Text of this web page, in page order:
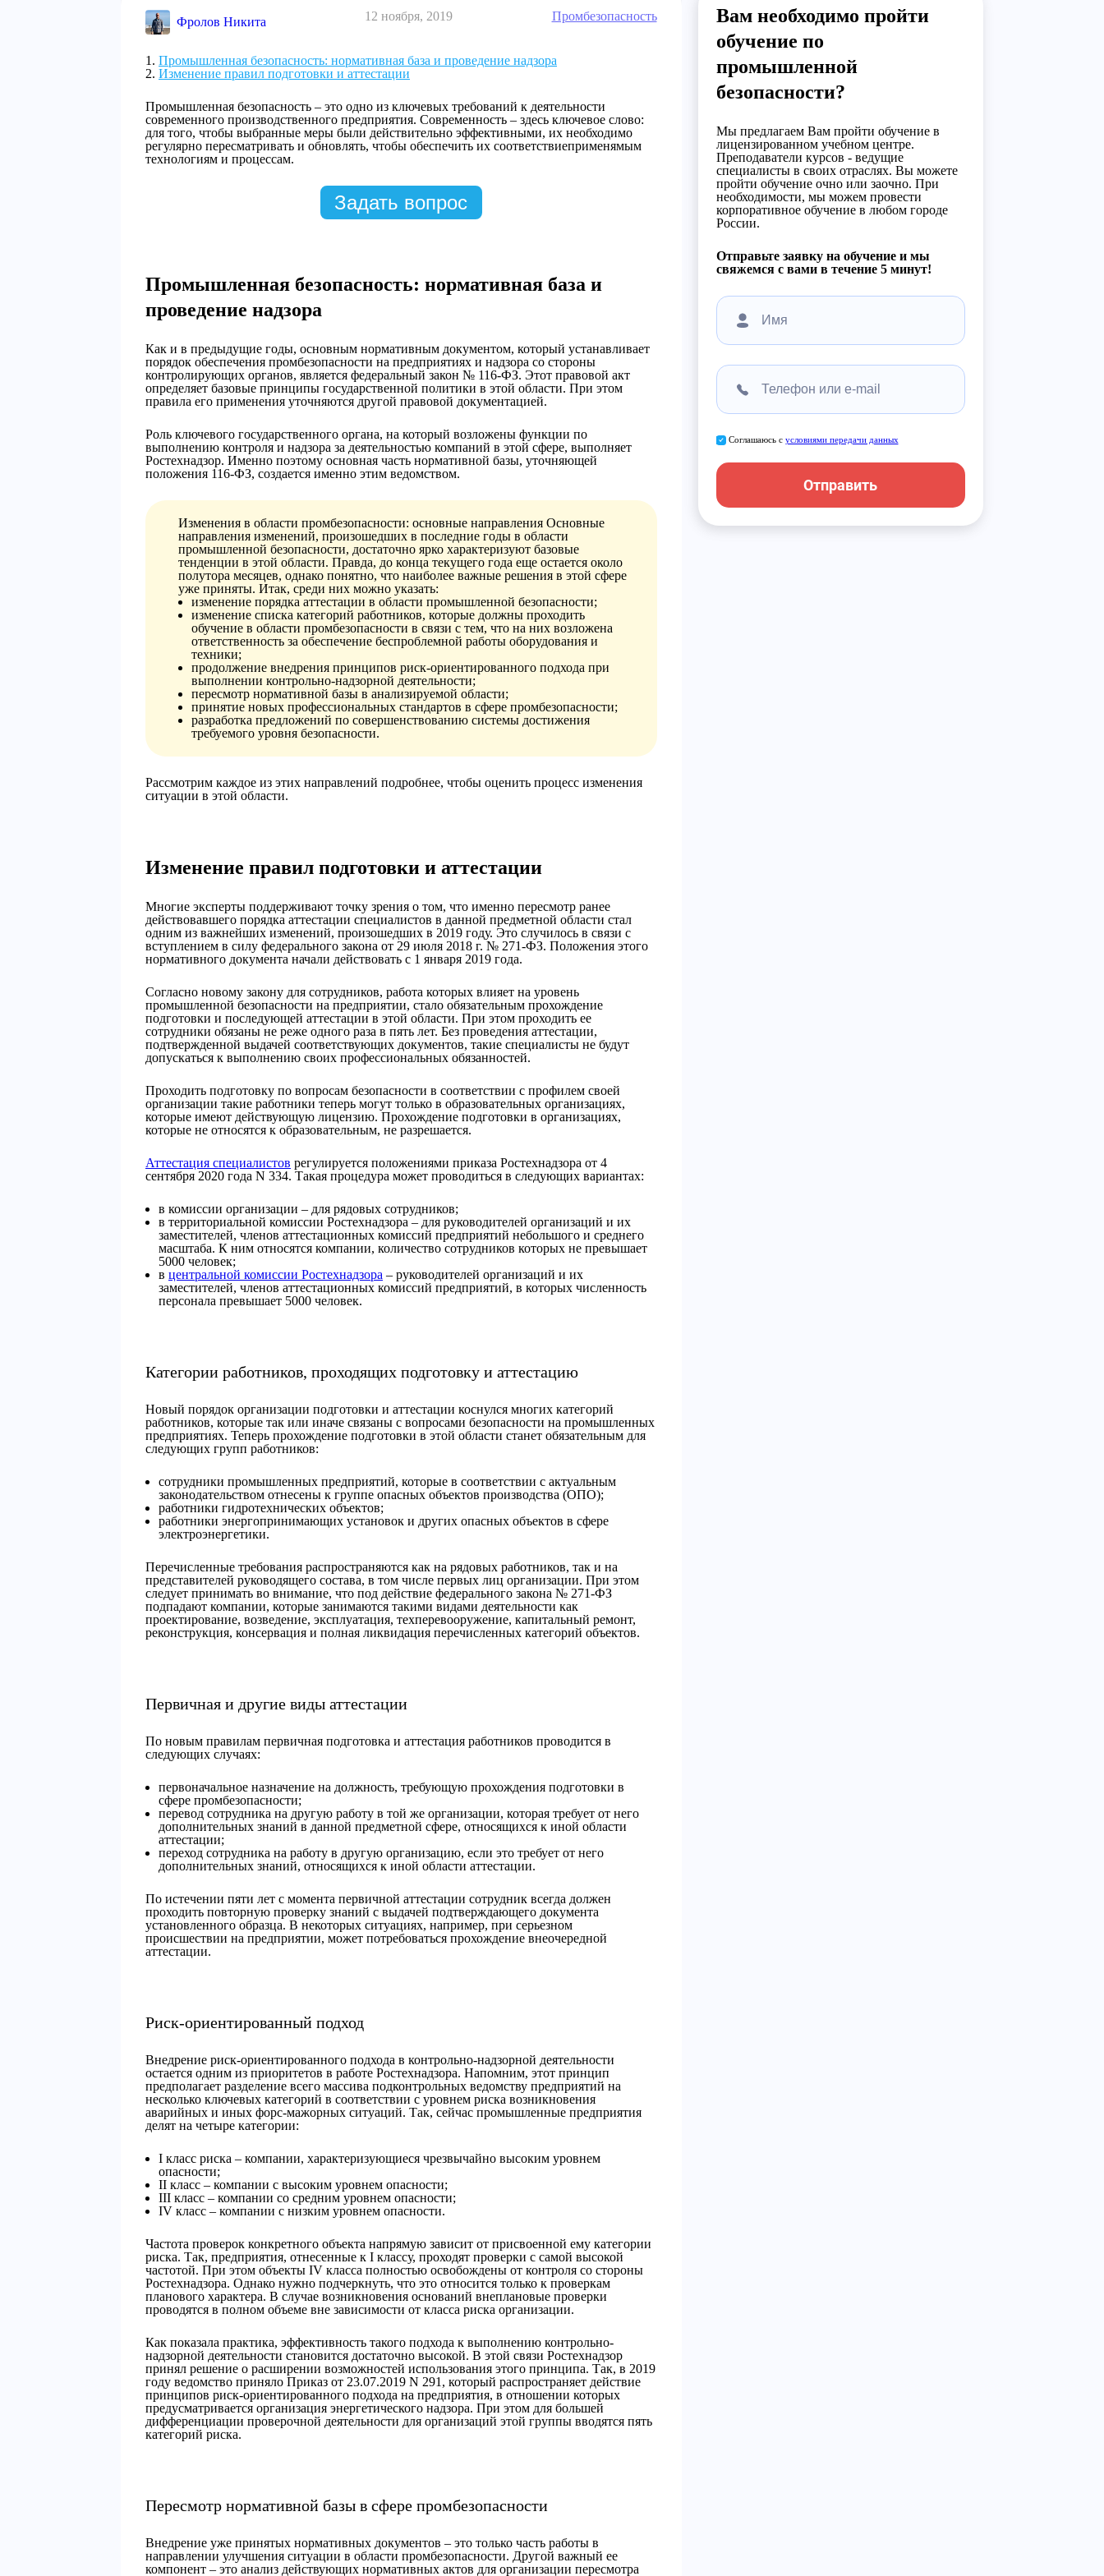
Фролов Никита 12 ноября, 2019 Промбезопасность
Промышленная безопасность: нормативная база и проведение надзора
Изменение правил подготовки и аттестации
Промышленная безопасность – это одно из ключевых требований к деятельности
современного производственного предприятия. Современность – здесь ключевое слово:
для того, чтобы выбранные меры были действительно эффективными, их необходимо
регулярно пересматривать и обновлять, чтобы обеспечить их соответствиеприменямым
технологиям и процессам.
Задать вопрос
Промышленная безопасность: нормативная база и
проведение надзора
Как и в предыдущие годы, основным нормативным документом, который устанавливает
порядок обеспечения промбезопасности на предприятиях и надзора со стороны
контролирующих органов, является федеральный закон № 116-ФЗ. Этот правовой акт
определяет базовые принципы государственной политики в этой области. При этом
правила его применения уточняются другой правовой документацией.
Роль ключевого государственного органа, на который возложены функции по
выполнению контроля и надзора за деятельностью компаний в этой сфере, выполняет
Ростехнадзор. Именно поэтому основная часть нормативной базы, уточняющей
положения 116-ФЗ, создается именно этим ведомством.
Изменения в области промбезопасности: основные направления Основные
направления изменений, произошедших в последние годы в области
промышленной безопасности, достаточно ярко характеризуют базовые
тенденции в этой области. Правда, до конца текущего года еще остается около
полутора месяцев, однако понятно, что наиболее важные решения в этой сфере
уже приняты. Итак, среди них можно указать:
изменение порядка аттестации в области промышленной безопасности;
изменение списка категорий работников, которые должны проходить
обучение в области промбезопасности в связи с тем, что на них возложена
ответственность за обеспечение беспроблемной работы оборудования и
техники;
продолжение внедрения принципов риск-ориентированного подхода при
выполнении контрольно-надзорной деятельности;
пересмотр нормативной базы в анализируемой области;
принятие новых профессиональных стандартов в сфере промбезопасности;
разработка предложений по совершенствованию системы достижения
требуемого уровня безопасности.
Рассмотрим каждое из этих направлений подробнее, чтобы оценить процесс изменения
ситуации в этой области.
Изменение правил подготовки и аттестации
Многие эксперты поддерживают точку зрения о том, что именно пересмотр ранее
действовавшего порядка аттестации специалистов в данной предметной области стал
одним из важнейших изменений, произошедших в 2019 году. Это случилось в связи с
вступлением в силу федерального закона от 29 июля 2018 г. № 271-ФЗ. Положения этого
нормативного документа начали действовать с 1 января 2019 года.
Согласно новому закону для сотрудников, работа которых влияет на уровень
промышленной безопасности на предприятии, стало обязательным прохождение
подготовки и последующей аттестации в этой области. При этом проходить ее
сотрудники обязаны не реже одного раза в пять лет. Без проведения аттестации,
подтвержденной выдачей соответствующих документов, такие специалисты не будут
допускаться к выполнению своих профессиональных обязанностей.
Проходить подготовку по вопросам безопасности в соответствии с профилем своей
организации такие работники теперь могут только в образовательных организациях,
которые имеют действующую лицензию. Прохождение подготовки в организациях,
которые не относятся к образовательным, не разрешается.
Аттестация специалистов регулируется положениями приказа Ростехнадзора от 4
сентября 2020 года N 334. Такая процедура может проводиться в следующих вариантах:
в комиссии организации – для рядовых сотрудников;
в территориальной комиссии Ростехнадзора – для руководителей организаций и их
заместителей, членов аттестационных комиссий предприятий небольшого и среднего
масштаба. К ним относятся компании, количество сотрудников которых не превышает
5000 человек;
в центральной комиссии Ростехнадзора – руководителей организаций и их
заместителей, членов аттестационных комиссий предприятий, в которых численность
персонала превышает 5000 человек.
Категории работников, проходящих подготовку и аттестацию
Новый порядок организации подготовки и аттестации коснулся многих категорий
работников, которые так или иначе связаны с вопросами безопасности на промышленных
предприятиях. Теперь прохождение подготовки в этой области станет обязательным для
следующих групп работников:
сотрудники промышленных предприятий, которые в соответствии с актуальным
законодательством отнесены к группе опасных объектов производства (ОПО);
работники гидротехнических объектов;
работники энергопринимающих установок и других опасных объектов в сфере
электроэнергетики.
Перечисленные требования распространяются как на рядовых работников, так и на
представителей руководящего состава, в том числе первых лиц организации. При этом
следует принимать во внимание, что под действие федерального закона № 271-ФЗ
подпадают компании, которые занимаются такими видами деятельности как
проектирование, возведение, эксплуатация, техперевооружение, капитальный ремонт,
реконструкция, консервация и полная ликвидация перечисленных категорий объектов.
Первичная и другие виды аттестации
По новым правилам первичная подготовка и аттестация работников проводится в
следующих случаях:
первоначальное назначение на должность, требующую прохождения подготовки в
сфере промбезопасности;
перевод сотрудника на другую работу в той же организации, которая требует от него
дополнительных знаний в данной предметной сфере, относящихся к иной области
аттестации;
переход сотрудника на работу в другую организацию, если это требует от него
дополнительных знаний, относящихся к иной области аттестации.
По истечении пяти лет с момента первичной аттестации сотрудник всегда должен
проходить повторную проверку знаний с выдачей подтверждающего документа
установленного образца. В некоторых ситуациях, например, при серьезном
происшествии на предприятии, может потребоваться прохождение внеочередной
аттестации.
Риск-ориентированный подход
Внедрение риск-ориентированного подхода в контрольно-надзорной деятельности
остается одним из приоритетов в работе Ростехнадзора. Напомним, этот принцип
предполагает разделение всего массива подконтрольных ведомству предприятий на
несколько ключевых категорий в соответствии с уровнем риска возникновения
аварийных и иных форс-мажорных ситуаций. Так, сейчас промышленные предприятия
делят на четыре категории:
I класс риска – компании, характеризующиеся чрезвычайно высоким уровнем
опасности;
II класс – компании с высоким уровнем опасности;
III класс – компании со средним уровнем опасности;
IV класс – компании с низким уровнем опасности.
Частота проверок конкретного объекта напрямую зависит от присвоенной ему категории
риска. Так, предприятия, отнесенные к I классу, проходят проверки с самой высокой
частотой. При этом объекты IV класса полностью освобождены от контроля со стороны
Ростехнадзора. Однако нужно подчеркнуть, что это относится только к проверкам
планового характера. В случае возникновения оснований внеплановые проверки
проводятся в полном объеме вне зависимости от класса риска организации.
Как показала практика, эффективность такого подхода к выполнению контрольно-
надзорной деятельности становится достаточно высокой. В этой связи Ростехнадзор
принял решение о расширении возможностей использования этого принципа. Так, в 2019
году ведомство приняло Приказ от 23.07.2019 N 291, который распространяет действие
принципов риск-ориентированного подхода на предприятия, в отношении которых
предусматривается организация энергетического надзора. При этом для большей
дифференциации проверочной деятельности для организаций этой группы вводятся пять
категорий риска.
Пересмотр нормативной базы в сфере промбезопасности
Внедрение уже принятых нормативных документов – это только часть работы в
направлении улучшения ситуации в области промбезопасности. Другой важный ее
компонент – это анализ действующих нормативных актов для организации пересмотра
Вам необходимо пройти
обучение по
промышленной
безопасности?
Мы предлагаем Вам пройти обучение в
лицензированном учебном центре.
Преподаватели курсов - ведущие
специалисты в своих отраслях. Вы можете
пройти обучение очно или заочно. При
необходимости, мы можем провести
корпоративное обучение в любом городе
России.
Отправьте заявку на обучение и мы
свяжемся с вами в течение 5 минут!
Соглашаюсь с условиями передачи данных
Отправить